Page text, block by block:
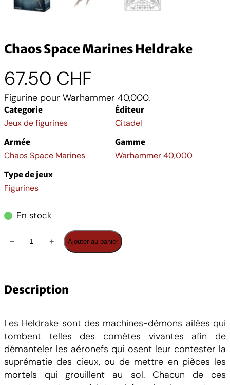
Chaos Space Marines Heldrake
67.50 CHF
Figurine pour Warhammer 40,000.
Categorie
Jeux de figurines
Éditeur
Citadel
Armée
Chaos Space Marines
Gamme
Warhammer 40,000
Type de jeux
Figurines
En stock
t
é
d
e
C
h
− + Ajouter au panier
Description
Les Heldrake sont des machines-démons ailées qui
tombent telles des comètes vivantes afin de
démanteler les aéronefs qui osent leur contester la
suprématie des cieux, ou de mettre en pièces les
mortels qui grouillent au sol. Chacun de ces